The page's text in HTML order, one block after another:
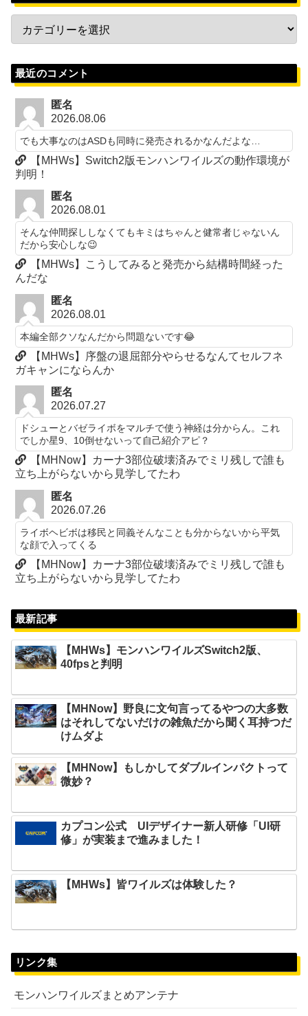
最近のコメント
匿名
2026.08.06
でも大事なのはASDも同時に発売されるかなんだよな…
【MHWs】Switch2版モンハンワイルズの動作環境が
判明！
匿名
2026.08.01
そんな仲間探ししなくてもキミはちゃんと健常者じゃないん
だから安心しな😉
【MHWs】こうしてみると発売から結構時間経った
んだな
匿名
2026.08.01
本編全部クソなんだから問題ないです😂
【MHWs】序盤の退屈部分やらせるなんてセルフネ
ガキャンにならんか
匿名
2026.07.27
ドシューとバゼライボをマルチで使う神経は分からん。これ
でしか星9、10倒せないって自己紹介アピ？
【MHNow】カーナ3部位破壊済みでミリ残しで誰も
立ち上がらないから見学してたわ
匿名
2026.07.26
ライボヘビボは移民と同義そんなことも分からないから平気
な顔で入ってくる
【MHNow】カーナ3部位破壊済みでミリ残しで誰も
立ち上がらないから見学してたわ
最新記事
【MHWs】モンハンワイルズSwitch2版、
40fpsと判明
【MHNow】野良に文句言ってるやつの大多数
はそれしてないだけの雑魚だから聞く耳持つだ
けムダよ
【MHNow】もしかしてダブルインパクトって
微妙？
カプコン公式 UIデザイナー新人研修「UI研
修」が実装まで進みました！
【MHWs】皆ワイルズは体験した？
リンク集
モンハンワイルズまとめアンテナ